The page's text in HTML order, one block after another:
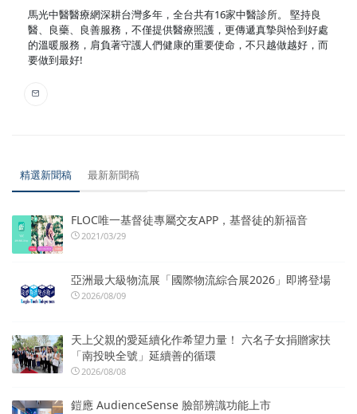
馬光中醫醫療網深耕台灣多年，全台共有16家中醫診所。 堅持良
醫、良藥、良善服務，不僅提供醫療照護，更傳遞真摯與恰到好處
的溫暖服務，肩負著守護人們健康的重要使命，不只越做越好，而
要做到最好!
精選新聞稿 最新新聞稿
FLOC唯一基督徒專屬交友APP，基督徒的新福音
2021/03/29
亞洲最大級物流展「國際物流綜合展2026」即將登場
2026/08/09
天上父親的愛延續化作希望力量！ 六名子女捐贈家扶
「南投映全號」延續善的循環
2026/08/08
鎧應 AudienceSense 臉部辨識功能上市